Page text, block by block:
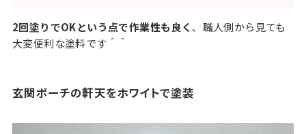
2回塗りでOKという点で作業性も良く 、職人側から見ても
大変便利な塗料です＾＾
玄関ポーチの軒天をホワイトで塗装